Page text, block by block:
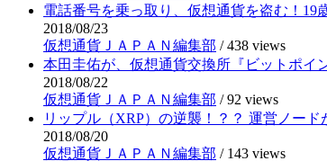
電話番号を乗っ取り、仮想通貨を盗む！19
2018/08/23
仮想通貨ＪＡＰＡＮ編集部 /438 views
本田圭佑が、仮想通貨交換所『ビットポイ
2018/08/22
仮想通貨ＪＡＰＡＮ編集部 /92 views
リップル（XRP）の逆襲！？？ 運営ノー
2018/08/20
仮想通貨ＪＡＰＡＮ編集部 / 143 views